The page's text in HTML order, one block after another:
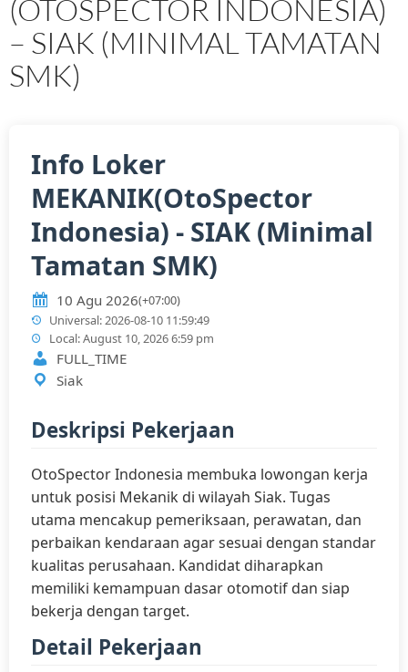
(OTOSPECTOR INDONESIA)
– SIAK (MINIMAL TAMATAN
SMK)
Info Loker
MEKANIK(OtoSpector
Indonesia) - SIAK (Minimal
Tamatan SMK)
10 Agu 2026(+07:00)
Universal: 2026-08-10 11:59:49
Local: August 10, 2026 6:59 pm
FULL_TIME
Siak
Deskripsi Pekerjaan
OtoSpector Indonesia membuka lowongan kerja
untuk posisi Mekanik di wilayah Siak. Tugas
utama mencakup pemeriksaan, perawatan, dan
perbaikan kendaraan agar sesuai dengan standar
kualitas perusahaan. Kandidat diharapkan
memiliki kemampuan dasar otomotif dan siap
bekerja dengan target.
Detail Pekerjaan